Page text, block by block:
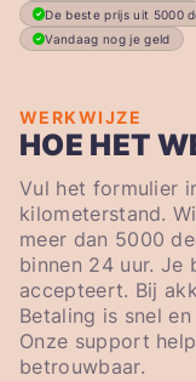
De beste prijs uit 5000
Vandaag nog je geld
WERKWIJZE
HOE HET
Vul het formulier
kilometerstand.
meer dan 5000
binnen 24 uur.
accepteert. Bij
Betaling is snel
Onze support
betrouwbaar.